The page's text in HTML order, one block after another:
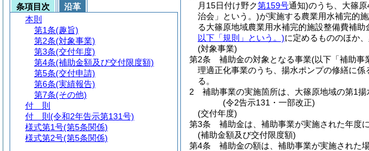
月15日付け野ク第159号通知)のうち、大篠原
治会」という。)が実施する農業用水補完的
る大篠原地域農業用水補完的施設整備費補助
以下「規則」という。)に定めるもののほか
(対象事業)
第2条
補助金の対象となる事業(以下「補助事
理適正化事業のうち、揚水ポンプの修繕に
る。
2
補助事業の実施箇所は、大篠原地域の第1
(令2告示131・一部改正)
(交付年度)
第3条
補助金は、補助事業が実施された年度に
(補助金額及び交付限度額)
第4条
補助金の額は、補助事業が実施された
条項目次
沿革
本則
第1条(趣旨)
第2条(対象事業)
第3条(交付年度)
第4条(補助金額及び交付限度額)
第5条(交付申請)
第6条(実績報告)
第7条(その他)
付 則
付 則 (令和2年告示第131号)
様式第1号(第5条関係)
様式第2号(第5条関係)